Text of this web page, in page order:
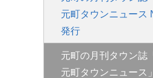
元町タウンニュース
発行
元町の月刊タウン誌
元町タウンニュース